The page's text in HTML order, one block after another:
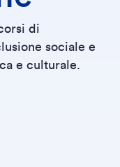
di
sociale e
e culturale.